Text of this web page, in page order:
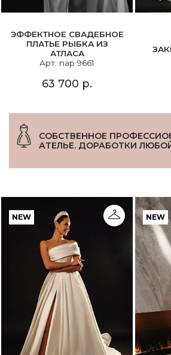
ЭФФЕКТНОЕ СВАДЕБНОЕ
ПЛАТЬЕ РЫБКА ИЗ
АТЛАСА
Арт. nap 9661
63 700 р.
СОБСТВЕННОЕ
АТЕЛЬЕ. ДОРАБОТКИ
NEW NEW